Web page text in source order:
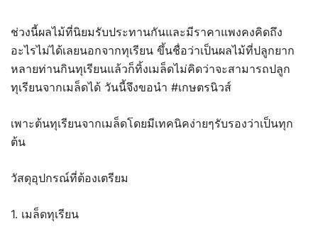
ช่วงนี้ผลไม้ที่นิยมรับประทานกันและมีราคาแพงคงคิดถึง
อะไรไม่ได้เลยนอกจากทุเรียน ขึ้นชื่อว่าเป็นผลไม้ที่ปลูกยาก
หลายท่านกินทุเรียนแล้วก็ทิ้งเมล็ดไม่คิดว่าจะสามารถปลูก
ทุเรียนจากเมล็ดได้ วันนี้จึงขอนำ #เกษตรนิวส์
เพาะต้นทุเรียนจากเมล็ดโดยมีเทคนิคง่ายๆรับรองว่าเป็นทุก
ต้น
วัสดุอุปกรณ์ที่ต้องเตรียม
1. เมล็ดทุเรียน